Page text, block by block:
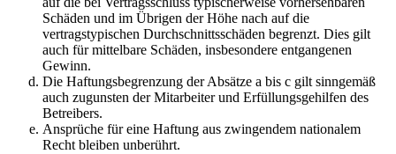
Schäden und im Übrigen der Höhe nach auf die
vertragstypischen Durchschnittsschäden begrenzt. Dies gilt
auch für mittelbare Schäden, insbesondere entgangenen
Gewinn.
Die Haftungsbegrenzung der Absätze a bis c gilt sinngemäß
auch zugunsten der Mitarbeiter und Erfüllungsgehilfen des
Betreibers.
Ansprüche für eine Haftung aus zwingendem nationalem
Recht bleiben unberührt.